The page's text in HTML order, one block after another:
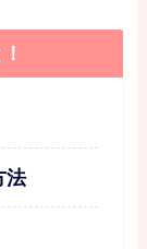
法